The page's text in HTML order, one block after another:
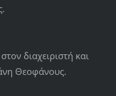
διαχειριστή και
Θεοφάνους.